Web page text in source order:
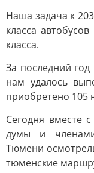
Наша задача к
класса
класса.
За последний
нам удалось
приобретено 105
Сегодня вместе
думы и
Тюмени
тюменские